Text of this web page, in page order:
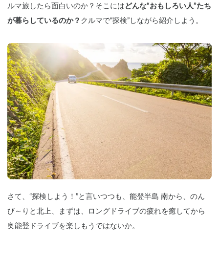
ルマ旅したら面白いのか？そこには どんな“おもしろい人”たち
が暮らしているのか？ クルマで“探検”しながら紹介しよう。
さて、“探検しよう！”と言いつつも、能登半島 南から、のん
び～りと北上、まずは、ロングドライブの疲れを癒してから
奥能登ドライブを楽しもうではないか。